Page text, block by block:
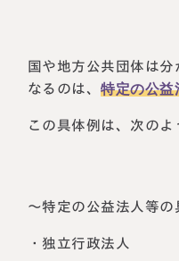
国や地方公共団体は
なるのは、特定の公益
この具体例は、次のよ
～特定の公益法人等の
・独立行政法人